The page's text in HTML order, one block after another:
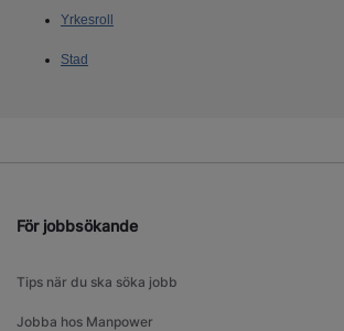
Yrkesroll
Stad
För jobbsökande
Tips när du ska söka jobb
Jobba hos Manpower